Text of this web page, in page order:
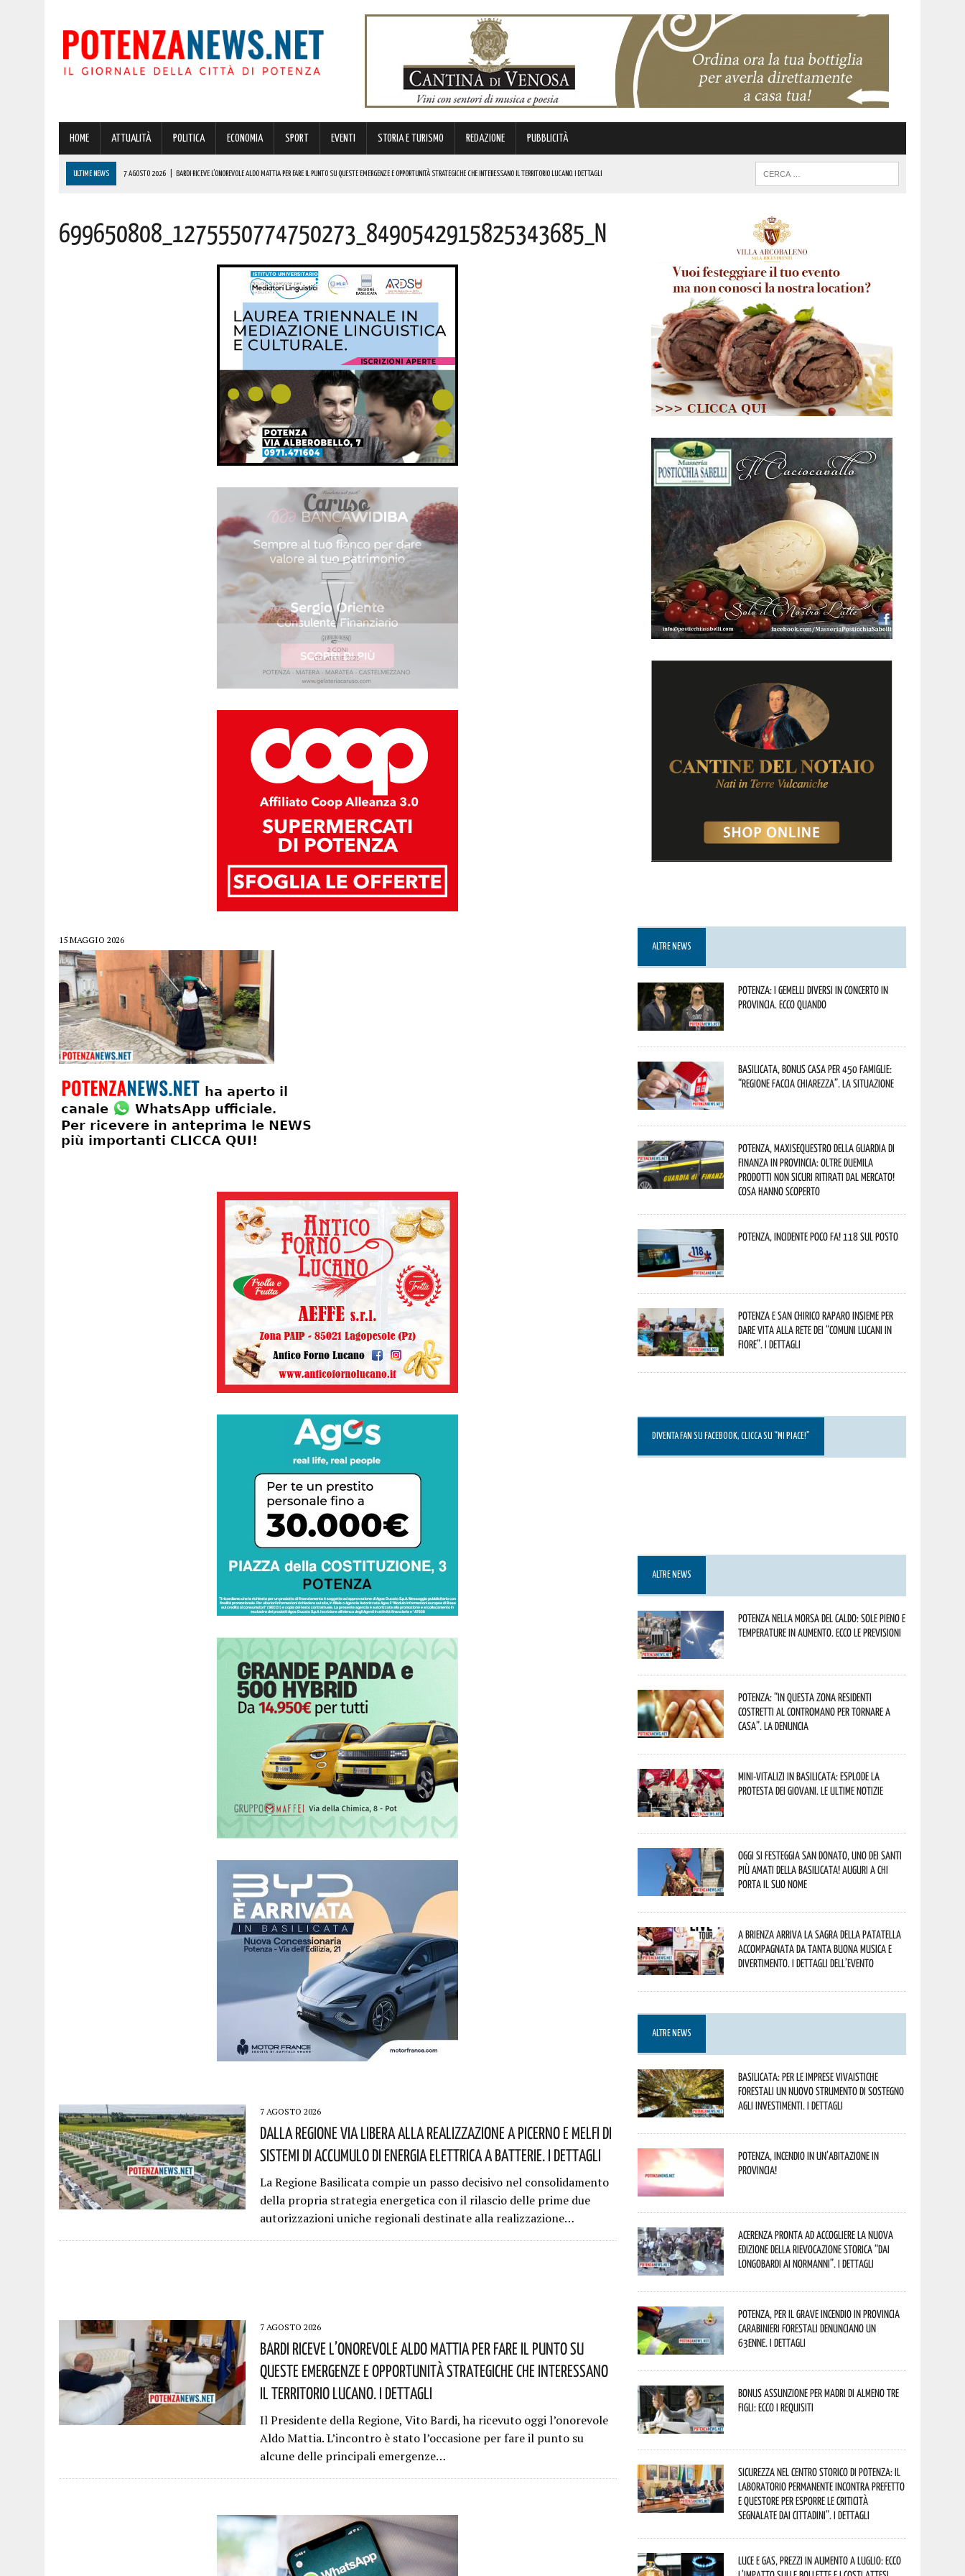
HOME ATTUALITÀ POLITICA ECONOMIA SPORT EVENTI STORIA E TURISMO REDAZIONE PUBBLICITÀ
ULTIME NEWS 7 AGOSTO 2026 BARDI RICEVE L’ONOREVOLE ALDO MATTIA PER FARE IL PUNTO SU QUESTE EMERGENZE E OPPORTUNITÀ STRATEGICHE CHE INTERESSANO IL TERRITORIO LUCANO. I DETTAGLI
7 AGOSTO 2026 | BASILICATA: TEMPORALI IN ARRIVO! ECCO L’ALLERTA METEO DELLA PROTEZIONE CIVILE
DALLA REGIONE VIA LIBERA ALLA REALIZZAZIONE A PICERNO E MELFI DI SISTEMI DI ACCUMULO DI ENERGIA ELETTRICA A BATTERIE. I DETTAGLI
699650808_1275550774750273_8490542915825343685_n
15 MAGGIO 2026
7 AGOSTO 2026
Dalla Regione Via Libera Alla Realizzazione A Picerno E Melfi Di
Sistemi Di Accumulo Di Energia Elettrica A Batterie. I Dettagli
La Regione Basilicata compie un passo decisivo nel consolidamento
della propria strategia energetica con il rilascio delle prime due
autorizzazioni uniche regionali destinate alla realizzazione…
7 AGOSTO 2026
Bardi Riceve L’onorevole Aldo Mattia Per Fare Il Punto Su
Queste Emergenze E Opportunità Strategiche Che Interessano
Il Territorio Lucano. I Dettagli
Il Presidente della Regione, Vito Bardi, ha ricevuto oggi l’onorevole
Aldo Mattia. L’incontro è stato l’occasione per fare il punto su
alcune delle principali emergenze…
ALTRE NEWS
Potenza: i Gemelli DiVersi in concerto in
provincia. Ecco quando
Basilicata, Bonus casa per 450 famiglie:
“Regione faccia chiarezza”. La situazione
Potenza, maxisequestro della Guardia di
Finanza in provincia: oltre duemila
prodotti non sicuri ritirati dal mercato!
Cosa hanno scoperto
Potenza, incidente poco fa! 118 sul posto
Potenza e San Chirico Raparo insieme per
dare vita alla rete dei “Comuni Lucani in
Fiore”. I dettagli
DIVENTA FAN SU FACEBOOK, CLICCA SU “MI PIACE!”
ALTRE NEWS
Potenza nella morsa del caldo: sole pieno e
temperature in aumento. Ecco le previsioni
Potenza: “In questa zona residenti
costretti al contromano per tornare a
casa”. La denuncia
Mini-vitalizi in Basilicata: esplode la
protesta dei giovani. Le ultime notizie
Oggi si festeggia San Donato, uno dei Santi
più amati della Basilicata! Auguri a chi
porta il suo nome
A Brienza arriva la Sagra della Patatella
accompagnata da tanta buona musica e
divertimento. I dettagli dell’evento
ALTRE NEWS
Basilicata: per le imprese vivaistiche
forestali un nuovo strumento di sostegno
agli investimenti. I dettagli
Potenza, incendio in un’abitazione in
provincia!
Acerenza pronta ad accogliere la nuova
edizione della rievocazione storica “Dai
Longobardi ai Normanni”. I dettagli
Potenza, per il grave incendio in Provincia
Carabinieri forestali denunciano un
63enne. I dettagli
Bonus assunzione per madri di almeno tre
figli: ecco i requisiti
Sicurezza nel Centro Storico di Potenza: il
Laboratorio Permanente incontra Prefetto
e Questore per esporre le criticità
segnalate dai cittadini”. I dettagli
Luce e gas, prezzi in aumento a luglio: ecco